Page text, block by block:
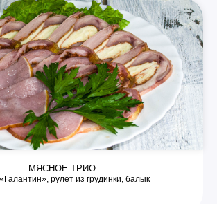
МЯСНОЕ ТРИО
рулет из грудинки, балык